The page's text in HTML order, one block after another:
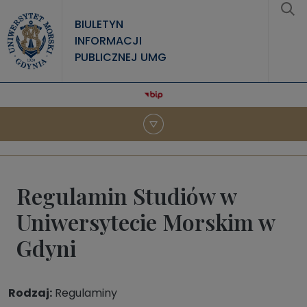
BIULETYN
INFORMACJI
PUBLICZNEJ UMG
Regulamin Studiów w
Uniwersytecie Morskim w
Gdyni
Rodzaj Regulaminy